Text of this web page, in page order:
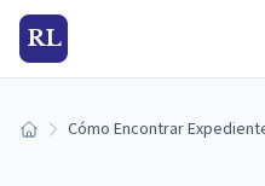
RL
Inicio